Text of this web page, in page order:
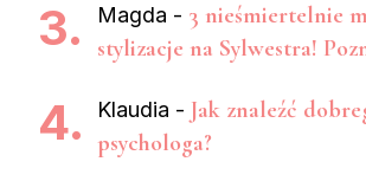
Magda - 3 nieśmiertelnie
stylizacje na Sylwestra!
Klaudia - Jak znaleźć
psychologa?